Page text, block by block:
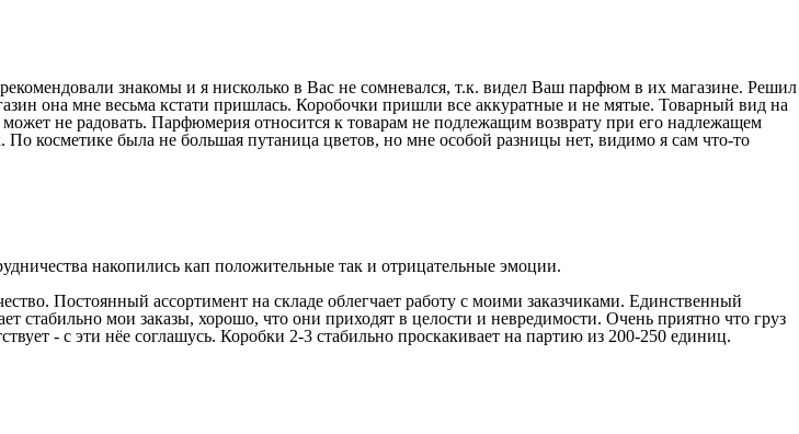
знакомы и я нисколько в Вас не сомневался, т.к. видел Ваш парфюм в их магазине. Решил
она мне весьма кстати пришлась. Коробочки пришли все аккуратные и не мятые. Товарный вид на
не радовать. Парфюмерия относится к товарам не подлежащим возврату при его надлежащем
косметике была не большая путаница цветов, но мне особой разницы нет, видимо я сам что-то
накопились кап положительные так и отрицательные эмоции.
Постоянный ассортимент на складе облегчает работу с моими заказчиками. Единственный
стабильно мои заказы, хорошо, что они приходят в целости и невредимости. Очень приятно что груз
- с эти нёе соглашусь. Коробки 2-3 стабильно проскакивает на партию из 200-250 единиц.